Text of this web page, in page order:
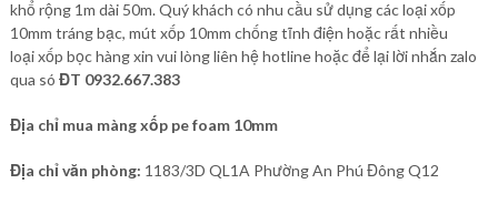
khổ rộng 1m dài 50m. Quý khách có nhu cầu sử dụng các loại xốp
10mm tráng bạc, mút xốp 10mm chống tĩnh điện hoặc rất nhiều
loại xốp bọc hàng xin vui lòng liên hệ hotline hoặc để lại lời nhắn zalo
qua só ĐT 0932.667.383
Địa chỉ mua màng xốp pe foam 10mm
Địa chỉ văn phòng: 1183/3D QL1A Phường An Phú Đông Q12